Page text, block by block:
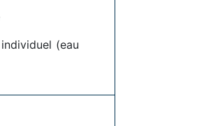
(eau